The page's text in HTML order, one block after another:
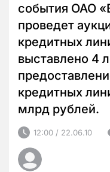
события ОАО
проведет
кредитных
выставлено 4
кредитных
млрд рублей.
12:00 / 22.06.10